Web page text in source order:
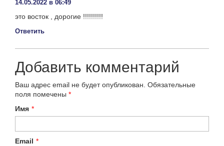
14.05.2022 в 06:49
это восток , дорогие !!!!!!!!!!
Ответить
Добавить комментарий
Ваш адрес email не будет опубликован. Обязательные
поля помечены *
Имя *
Email *